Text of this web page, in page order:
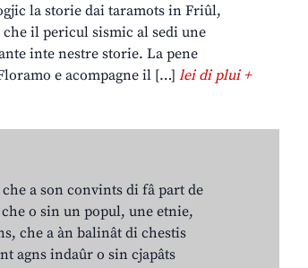
la storie dai taramots in Friûl,
il pericul sismic al sedi une
inte nestre storie. La pene
e acompagne il […]lei di plui +
a son convints di fâ part de
o sin un popul, une etnie,
che a àn balinât di chestis
agns indaûr o sin cjapâts